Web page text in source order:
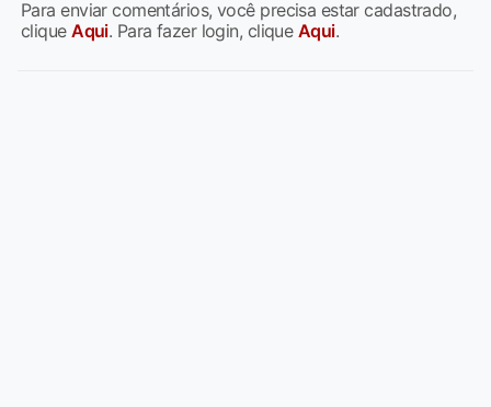
Para enviar comentários, você precisa estar cadastrado,
cliqueAqui. Para fazer login, clique Aqui.